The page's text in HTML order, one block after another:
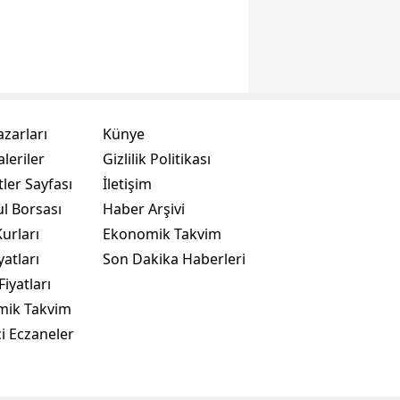
Sayfası
Borsası
Takvim
Eczaneler
Künye
Gizlilik Politikası
İletişim
Haber Arşivi
Ekonomik Takvim
Son Dakika Haberleri